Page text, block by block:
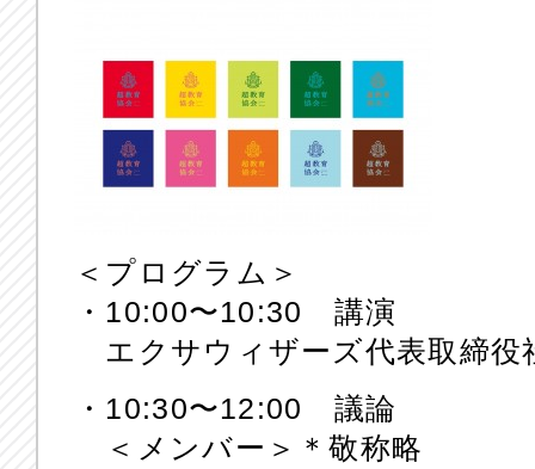
＜プログラム＞
・10:00〜10:30 講演
エクサウィザーズ代表取締
・10:30〜12:00 議論
＜メンバー＞＊敬称略